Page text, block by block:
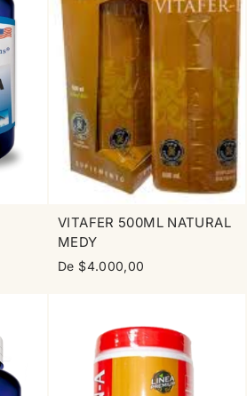
VITAFER 500ML NATURAL
MEDY
De $4.000,00